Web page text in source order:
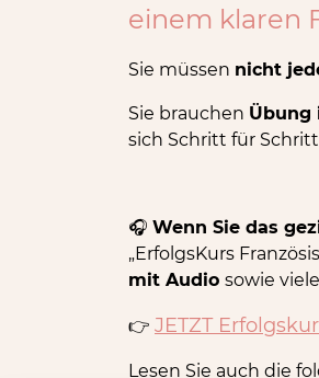
einem klaren
Sie müssen nicht
Sie brauchen Übung
sich Schritt für
🎧 Wenn Sie das
„ErfolgsKurs
mit Audio sowie
👉 JETZT
Lesen Sie auch die